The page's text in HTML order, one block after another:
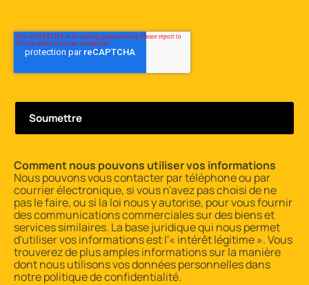
Comment nous pouvons utiliser vos informations
Nous pouvons vous contacter par téléphone ou par
courrier électronique, si vous n'avez pas choisi de ne
pas le faire, ou si la loi nous y autorise, pour vous fournir
des communications commerciales sur des biens et
services similaires. La base juridique qui nous permet
d'utiliser vos informations est l'« intérêt légitime ». Vous
trouverez de plus amples informations sur la manière
dont nous utilisons vos données personnelles dans
notrepolitique de confidentialité.